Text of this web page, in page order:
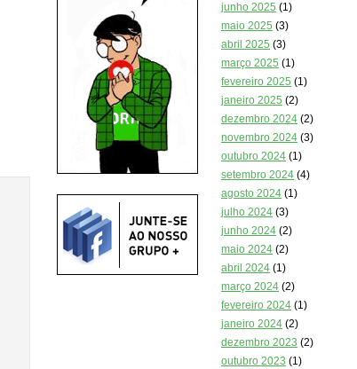
junho 2025 (1)
maio 2025 (3)
abril 2025 (3)
março 2025 (1)
fevereiro 2025 (1)
janeiro 2025 (2)
dezembro 2024 (2)
novembro 2024 (3)
outubro 2024 (1)
setembro 2024 (4)
agosto 2024 (1)
julho 2024 (3)
junho 2024 (2)
maio 2024 (2)
abril 2024 (1)
março 2024 (2)
fevereiro 2024 (1)
janeiro 2024 (2)
dezembro 2023 (2)
outubro 2023 (1)